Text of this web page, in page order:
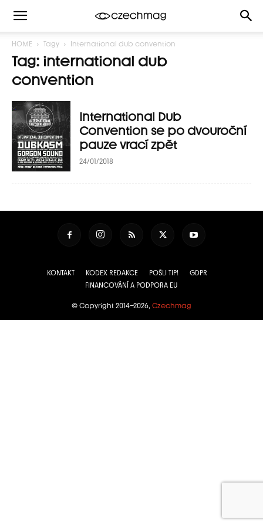
HOME Tagy International dub convention
Tag: international dub
convention
International Dub
Convention se po dvouroční
pauze vrací zpět
24/01/2018
KONTAKT KODEX REDAKCE POŠLI TIP!
GDPR
FINANCOVÁNÍ A PODPORA EU
© Copyright 2014–2026, Czechmag